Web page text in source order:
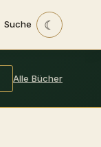
Suche ☾
Alle Bücher